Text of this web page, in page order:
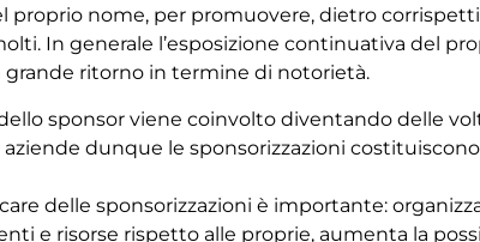
proprio nome, per promuovere, dietro
In generale l’esposizione continuativa del
ritorno in termine di notorietà.
sponsor viene coinvolto diventando delle
aziende dunque le sponsorizzazioni
delle sponsorizzazioni è importante:
e risorse rispetto alle proprie, aumenta la